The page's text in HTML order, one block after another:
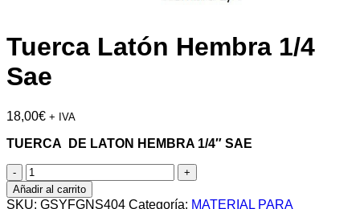
Tuerca Latón Hembra 1/4
Sae
18,00€ + IVA
TUERCA DE LATON HEMBRA 1/4″ SAE
Tuerca
Latón
Hembra
Añadir al carrito
SKU: GSYFGNS404 Categoría: MATERIAL PARA